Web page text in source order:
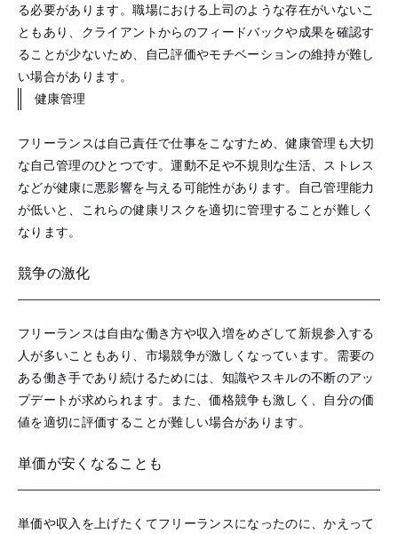
る必要があります。職場における上司のような存在がいないこ
ともあり、クライアントからのフィードバックや成果を確認す
ることが少ないため、自己評価やモチベーションの維持が難し
い場合があります。
健康管理
フリーランスは自己責任で仕事をこなすため、健康管理も大切
な自己管理のひとつです。運動不足や不規則な生活、ストレス
などが健康に悪影響を与える可能性があります。自己管理能力
が低いと、これらの健康リスクを適切に管理することが難しく
なります。
競争の激化
フリーランスは自由な働き方や収入増をめざして新規参入する
人が多いこともあり、市場競争が激しくなっています。需要の
ある働き手であり続けるためには、知識やスキルの不断のアッ
プデートが求められます。また、価格競争も激しく、自分の価
値を適切に評価することが難しい場合があります。
単価が安くなることも
単価や収入を上げたくてフリーランスになったのに、かえって